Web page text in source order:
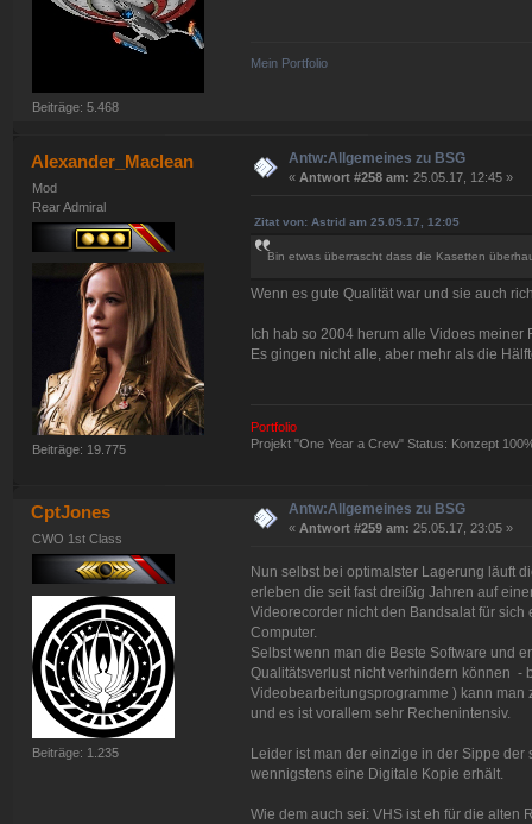
Beiträge: 5.468
Mein Portfolio
Alexander_Maclean
Mod
Rear Admiral
Beiträge: 19.775
Antw:Allgemeines zu BSG
« Antwort #258 am: 25.05.17, 12:45 »
Zitat von: Astrid am 25.05.17, 12:05
Bin etwas überrascht dass die Kasetten
Wenn es gute Qualität war und sie auch
Ich hab so 2004 herum alle Vidoes
Es gingen nicht alle, aber mehr als die
Portfolio
Projekt "One Year a Crew" Status: Konzept
CptJones
CWO 1st Class
Beiträge: 1.235
Antw:Allgemeines zu BSG
« Antwort #259 am: 25.05.17, 23:05 »
Nun selbst bei optimalster Lagerung läuft
erleben die seit fast dreißig Jahren auf
Videorecorder nicht den Bandsalat für
Computer.
Selbst wenn man die Beste Software und
Qualitätsverlust nicht verhindern können -
Videobearbeitungsprogramme ) kann
und es ist vorallem sehr Rechenintensiv.
Leider ist man der einzige in der Sippe
wennigstens eine Digitale Kopie erhält.
Wie dem auch sei: VHS ist eh für die alten